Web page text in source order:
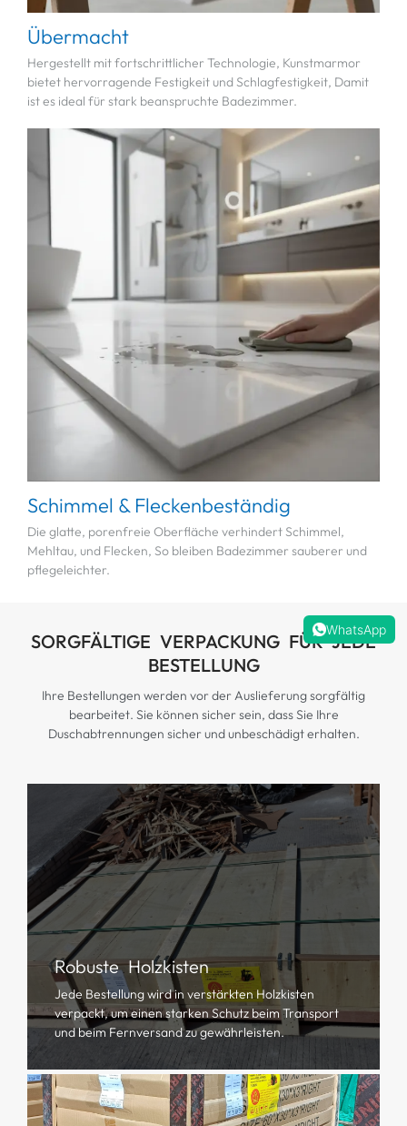
Übermacht
Hergestellt mit fortschrittlicher Technologie, Kunstmarmor
bietet hervorragende Festigkeit und Schlagfestigkeit, Damit
ist es ideal für stark beanspruchte Badezimmer.
Schimmel & Fleckenbeständig
Die glatte, porenfreie Oberfläche verhindert Schimmel,
Mehltau, und Flecken, So bleiben Badezimmer sauberer und
pflegeleichter.
SORGFÄLTIGE VERPACKUNG FÜR JEDE
BESTELLUNG
Ihre Bestellungen werden vor der Auslieferung sorgfältig
bearbeitet. Sie können sicher sein, dass Sie Ihre
Duschabtrennungen sicher und unbeschädigt erhalten.
Robuste Holzkisten
Jede Bestellung wird in verstärkten Holzkisten
verpackt, um einen starken Schutz beim Transport
und beim Fernversand zu gewährleisten.
WhatsApp